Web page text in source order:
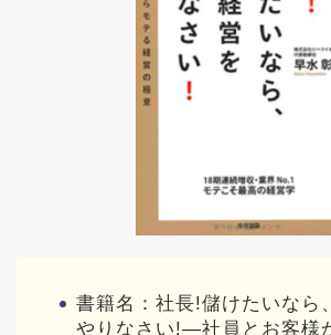
書籍名：社長!儲けたいなら
やりなさい!―社員とお客様